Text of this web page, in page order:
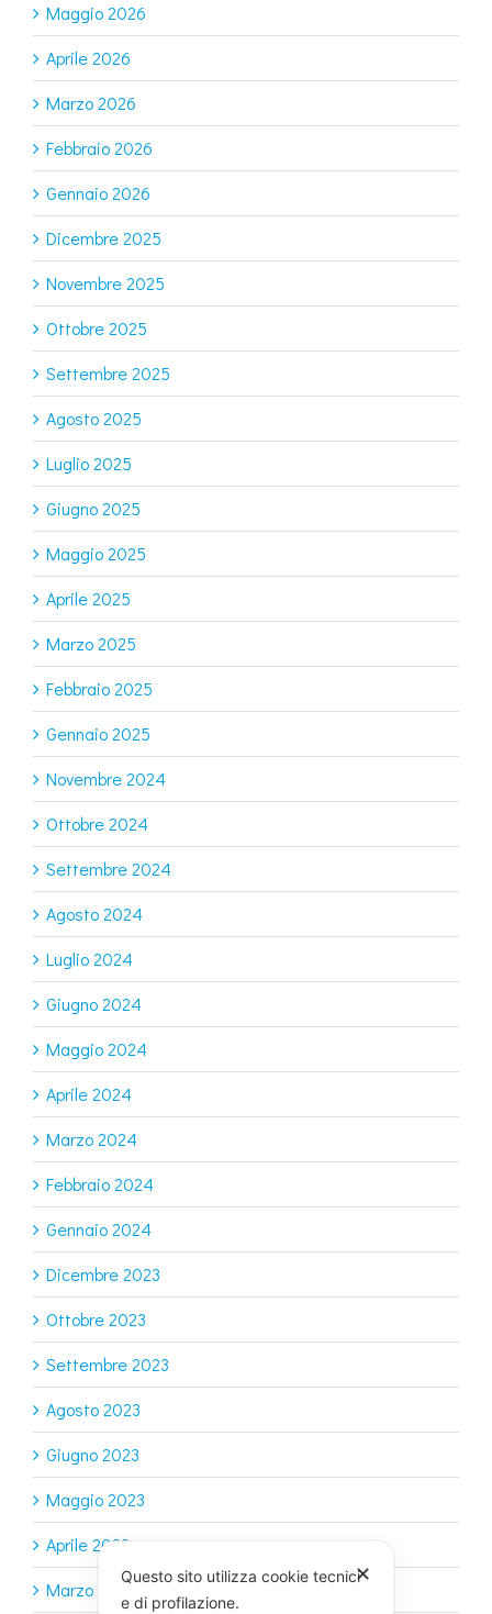
Maggio 2026
Aprile 2026
Marzo 2026
Febbraio 2026
Gennaio 2026
Dicembre 2025
Novembre 2025
Ottobre 2025
Settembre 2025
Agosto 2025
Luglio 2025
Giugno 2025
Maggio 2025
Aprile 2025
Marzo 2025
Febbraio 2025
Gennaio 2025
Novembre 2024
Ottobre 2024
Settembre 2024
Agosto 2024
Luglio 2024
Giugno 2024
Maggio 2024
Aprile 2024
Marzo 2024
Febbraio 2024
Gennaio 2024
Dicembre 2023
Ottobre 2023
Settembre 2023
Agosto 2023
Giugno 2023
Maggio 2023
Aprile 2023
Marzo 2023
✕
Questo sito utilizza cookie tecnici
e di profilazione.